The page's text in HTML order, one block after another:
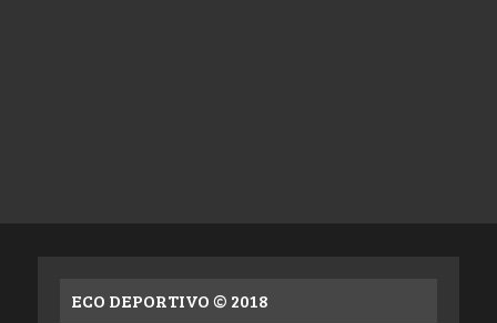
ECO DEPORTIVO © 2018